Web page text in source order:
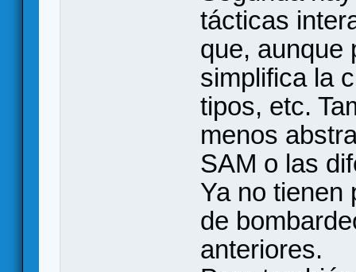
tácticas
que, aunque
simplifica la
tipos, etc.
menos
SAM o las
Ya no tienen
de
anteriores.